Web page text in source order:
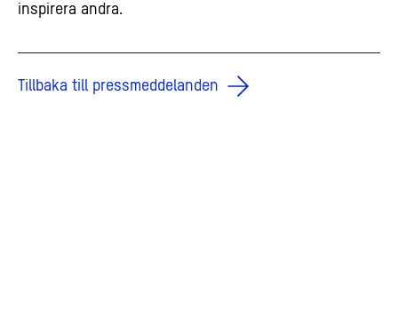
inspirera andra.
Tillbaka till pressmeddelanden